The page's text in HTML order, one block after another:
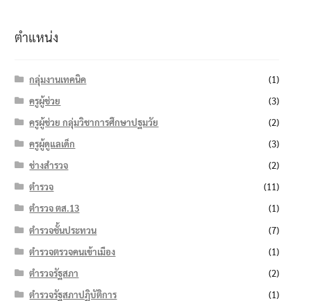
ตำแหน่ง
กลุ่มงานเทคนิค
(1)
ครูผู้ช่วย
(3)
ครูผู้ช่วย กลุ่มวิชาการศึกษาปฐมวัย
(2)
ครูผู้ดูแลเด็ก
(3)
ช่างสำรวจ
(2)
ตำรวจ
(11)
ตำรวจ ตส.13
(1)
ตำรวจชั้นประทวน
(7)
ตำรวจตรวจคนเข้าเมือง
(1)
ตำรวจรัฐสภา
(2)
ตำรวจรัฐสภาปฏิบัติการ
(1)